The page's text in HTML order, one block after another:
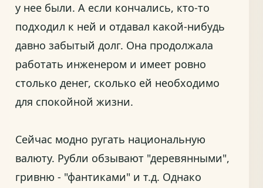
у нее были. А если кончались, кто-то
подходил к ней и отдавал какой-нибудь
давно забытый долг. Она продолжала
работать инженером и имеет ровно
столько денег, сколько ей необходимо
для спокойной жизни.
Сейчас модно ругать национальную
валюту. Рубли обзывают "деревянными",
гривню - "фантиками" и т.д. Однако